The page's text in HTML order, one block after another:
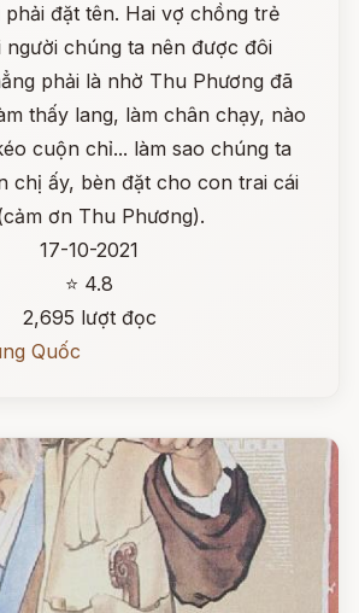
đặt tên. Hai vợ chồng trẻ
người chúng ta nên được đôi
phải là nhờ Thu Phương đã
thấy lang, làm chân chạy, nào
cuộn chỉ... làm sao chúng ta
chị ấy, bèn đặt cho con trai cái
ơn Thu Phương).
17-10-2021
⭐ 4.8
2,695 lượt đọc
Quốc